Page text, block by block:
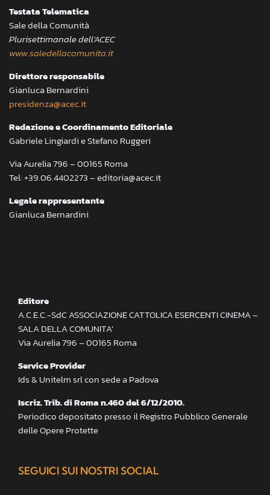
Testata Telematica
Sale della Comunità
Plurisettimanale dell’ACEC
www.saledellacomunita.it
Direttore responsabile
Gianluca Bernardini
presidenza@acec.it
Redazione e Coordinamento Editoriale
Gabriele Lingiardi e Stefano Ruggeri
Via Aurelia 796 – 00165 Roma
Tel: +39.06.4402273 – editoria@acec.it
Legale rappresentante
Gianluca Bernardini
Editore
A.C.E.C.-SdC ASSOCIAZIONE CATTOLICA ESERCENTI CINEMA –
SALA DELLA COMUNITA’
Via Aurelia 796 – 00165 Roma
Service Provider
Ids & Unitelm srl con sede a Padova
Iscriz. Trib. di Roma n.460 del 6/12/2010.
Periodico depositato presso il Registro Pubblico Generale
delle Opere Protette
SEGUICI SUI NOSTRI SOCIAL